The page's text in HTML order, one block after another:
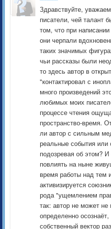
Здравствуйте,
писатели, чей талант
том, что при
они черпали
таких значимых
чьи рассказы были
то здесь автор в
"контактировал с
много произведений
любимых моих
процессе чтения
пространство-время.
ли автор с сильным
реальные события или
подозревая об этом?
повлиять на ныне
время работы над тем
активизируется
рода "ущемлением
так: автор не может не
определенно
собственный вектор